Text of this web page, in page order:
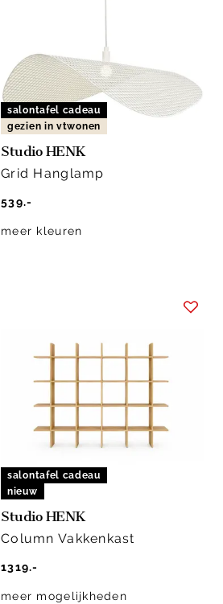
salontafel cadeau
gezien in vtwonen
Studio HENK
Grid Hanglamp
539.-
meer kleuren
salontafel cadeau
nieuw
Studio HENK
Column Vakkenkast
1319.-
meer mogelijkheden